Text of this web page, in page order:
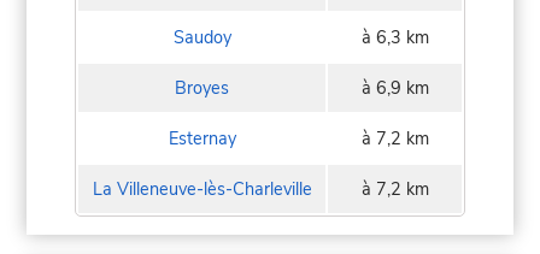
Saudoy à 6,3 km
Broyes à 6,9 km
Esternay à 7,2 km
La Villeneuve-lès-Charleville à 7,2 km